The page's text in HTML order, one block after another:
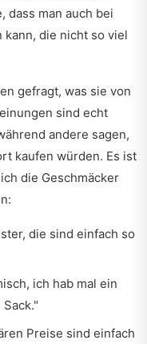
dass man auch bei
die nicht so viel
gefragt, was sie von
sind echt
andere sagen,
kaufen würden. Es ist
die Geschmäcker
die sind einfach so
ich hab mal ein
Preise sind einfach